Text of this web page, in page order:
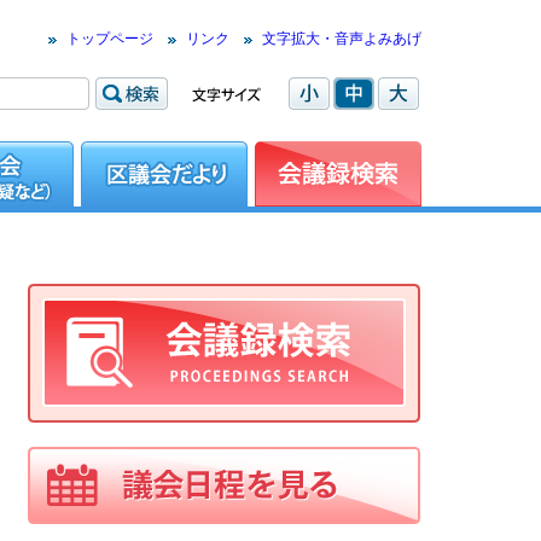
トップページ リンク 文字拡大・音声よみあげ